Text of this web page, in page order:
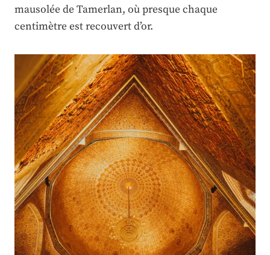
mausolée de Tamerlan, où presque chaque
centimètre est recouvert d’or.